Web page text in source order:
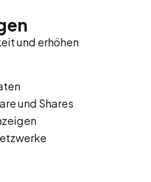
und erhöhen
und Shares